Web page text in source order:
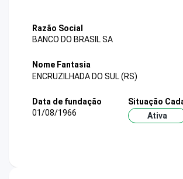
Razão Social
BANCO DO BRASIL SA
Nome Fantasia
ENCRUZILHADA DO SUL (RS)
Data de fundação
01/08/1966
Situação
Ativa